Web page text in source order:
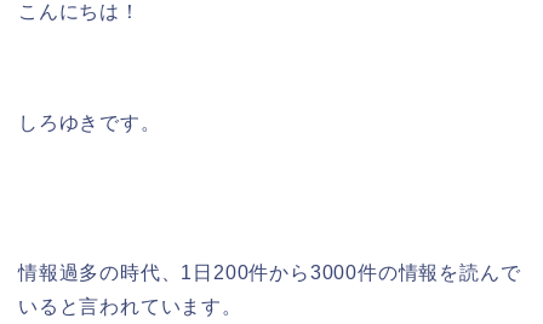
こんにちは！
しろゆきです。
情報過多の時代、1日200件から3000件の情報を読んで
いると言われています。